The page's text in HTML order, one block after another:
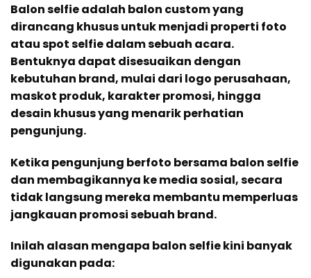
Balon selfie adalah balon custom yang
dirancang khusus untuk menjadi properti foto
atau spot selfie dalam sebuah acara.
Bentuknya dapat disesuaikan dengan
kebutuhan brand, mulai dari logo perusahaan,
maskot produk, karakter promosi, hingga
desain khusus yang menarik perhatian
pengunjung.
Ketika pengunjung berfoto bersama balon selfie
dan membagikannya ke media sosial, secara
tidak langsung mereka membantu memperluas
jangkauan promosi sebuah brand.
Inilah alasan mengapa balon selfie kini banyak
digunakan pada: